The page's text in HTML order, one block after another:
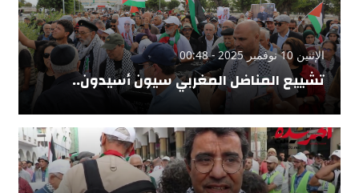
الإثنين 10 نوفمبر 2025 - 00:48
تشييع المناضل المغربي سيون أسيدون..